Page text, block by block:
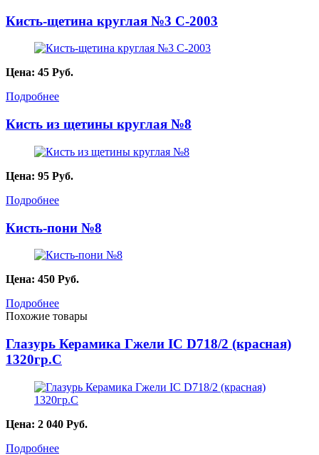
Кисть-щетина круглая №3 С-2003
Цена: 45 Руб.
Подробнее
Кисть из щетины круглая №8
Цена: 95 Руб.
Подробнее
Кисть-пони №8
Цена: 450 Руб.
Подробнее
Похожие товары
Глазурь Керамика Гжели IC D718/2 (красная)
1320гр.С
Цена: 2 040 Руб.
Подробнее